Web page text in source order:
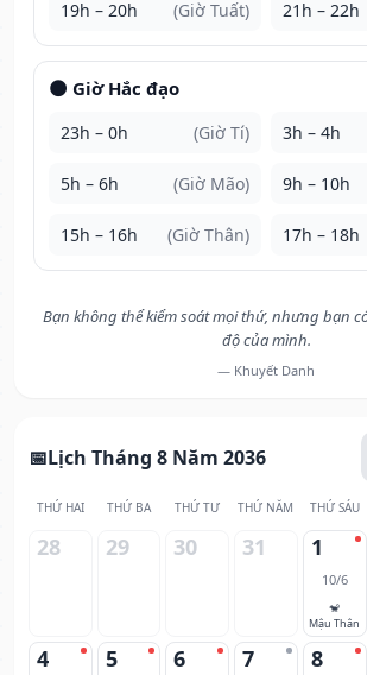
19h – 20h (Giờ Tuất) 21h – 22h
🌑 Giờ Hắc đạo
23h – 0h (Giờ Tí) 3h – 4h
5h – 6h (Giờ Mão) 9h – 10h
15h – 16h (Giờ Thân) 17h – 18h
Bạn không thể kiểm soát mọi thứ, nhưng bạn
độ của mình.
— Khuyết Danh
Lịch Tháng 8 Năm 2036
THỨ HAI THỨ BA THỨ TƯ THỨ NĂM THỨ SÁU
28 29 30 31 1
10/6
🐒
Mậu Thân
4 5 6 7 8